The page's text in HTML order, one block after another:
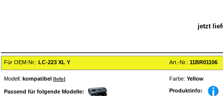
jetzt
Für OEM-Nr.: LC-223 XL Y Art.-Nr.: 11BR01106
Modell: kompatibel [ Info] Farbe: Yellow
Passend für folgende Modelle: Produktinfo: